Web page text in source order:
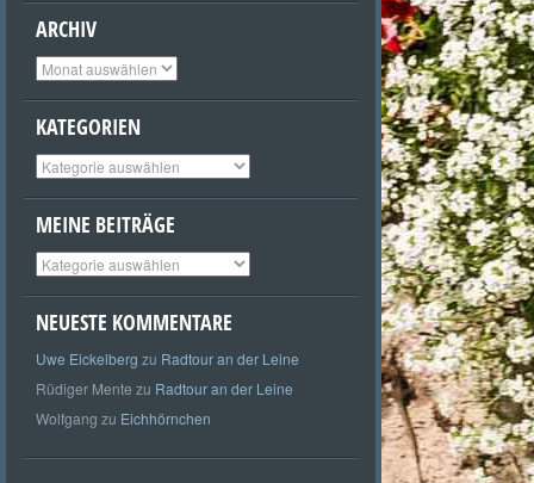
ARCHIV
Archiv
KATEGORIEN
Kategorien
MEINE BEITRÄGE
Meine
Beiträge
NEUESTE KOMMENTARE
Uwe Eickelberg zu Radtour an der Leine
Rüdiger Mente zu Radtour an der Leine
Wolfgang zu Eichhörnchen